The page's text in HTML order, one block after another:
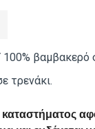
βαμβακερό
τρενάκι.